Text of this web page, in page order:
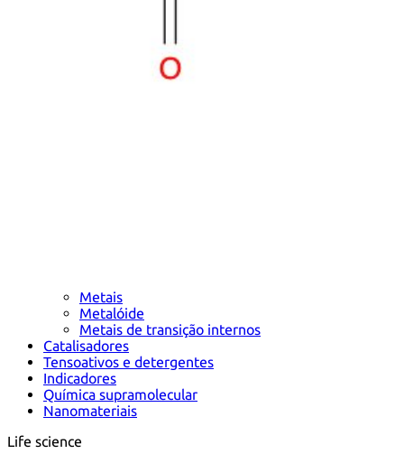
Metais
Metalóide
Metais de transição internos
Catalisadores
Tensoativos e detergentes
Indicadores
Química supramolecular
Nanomateriais
Life science